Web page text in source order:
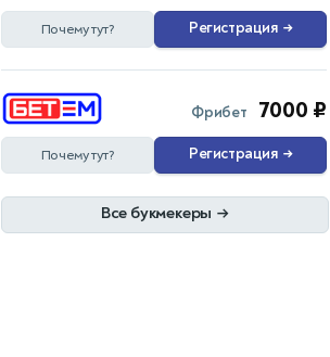
Почему тут? Регистрация →
Фрибет 7000 ₽
Почему тут? Регистрация →
Все букмекеры →